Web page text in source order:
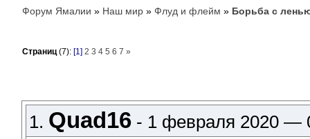
Форум Ямалии » Наш мир »Флуд и флейм » Борьба с
Страниц(7): [1] 2 3 4 5 6 7 »
1. Quad16 - 1 февраля 2020 —